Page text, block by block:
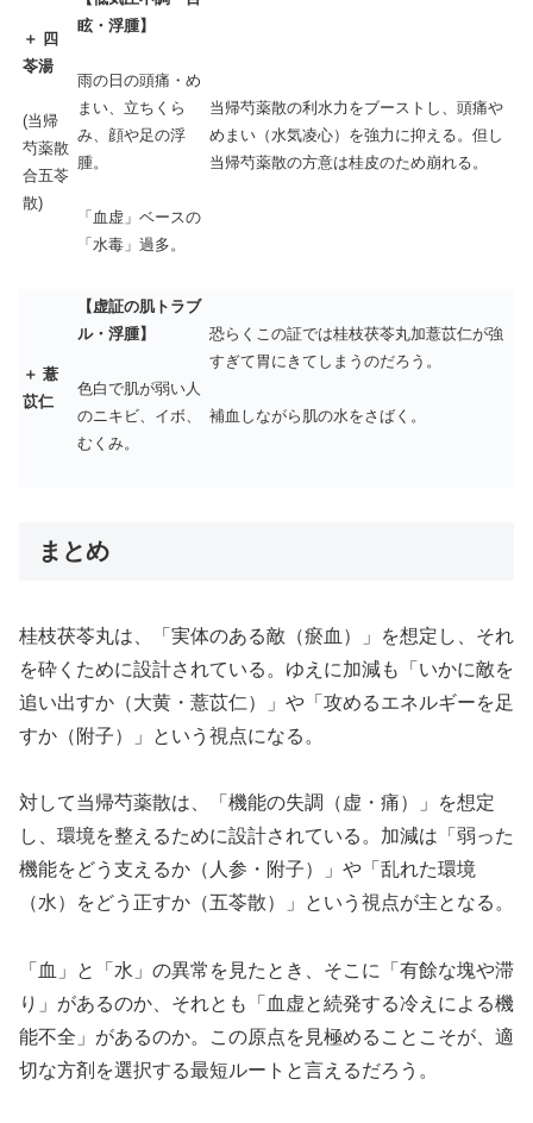
＋ 四
苓湯
(当帰
芍薬散
合五苓
散)
眩・浮腫】
雨の日の頭痛・め
まい、立ちくら
み、顔や足の浮
腫。
「血虚」ベースの
「水毒」過多。
当帰芍薬散の利水力をブーストし、頭痛や
めまい（水気凌心）を強力に抑える。但し
当帰芍薬散の方意は桂皮のため崩れる。
＋ 薏
苡仁
【虚証の肌トラブ
ル・浮腫】
色白で肌が弱い人
のニキビ、イボ、
むくみ。
恐らくこの証では桂枝茯苓丸加薏苡仁が強
すぎて胃にきてしまうのだろう。
補血しながら肌の水をさばく。
まとめ
桂枝茯苓丸は、「実体のある敵（瘀血）」を想定し、それ
を砕くために設計されている。ゆえに加減も「いかに敵を
追い出すか（大黄・薏苡仁）」や「攻めるエネルギーを足
すか（附子）」という視点になる。
対して当帰芍薬散は、「機能の失調（虚・痛）」を想定
し、環境を整えるために設計されている。加減は「弱った
機能をどう支えるか（人参・附子）」や「乱れた環境
（水）をどう正すか（五苓散）」という視点が主となる。
「血」と「水」の異常を見たとき、そこに「有餘な塊や滞
り」があるのか、それとも「血虚と続発する冷えによる機
能不全」があるのか。この原点を見極めることこそが、適
切な方剤を選択する最短ルートと言えるだろう。